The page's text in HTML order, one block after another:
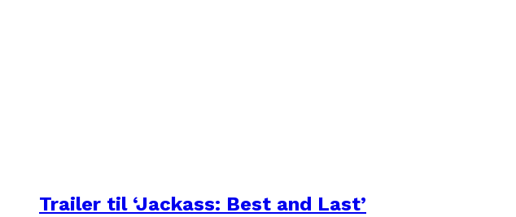
Trailer til ‘Jackass: Best and Last’